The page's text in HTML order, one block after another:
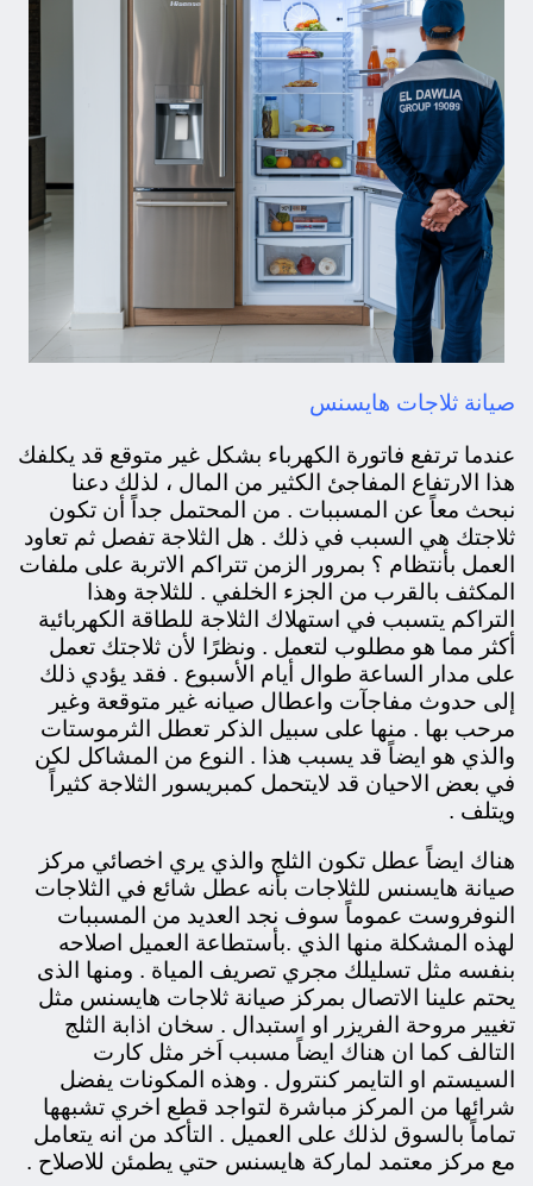
صيانة ثلاجات هايسنس
عندما ترتفع فاتورة الكهرباء بشكل غير متوقع قد يكلفك
هذا الارتفاع المفاجئ الكثير من المال ، لذلك دعنا
نبحث معاً عن المسببات . من المحتمل جداً أن تكون
ثلاجتك هي السبب في ذلك . هل الثلاجة تفصل ثم تعاود
العمل بأنتظام ؟ بمرور الزمن تتراكم الاتربة على ملفات
المكثف بالقرب من الجزء الخلفي . للثلاجة وهذا
التراكم يتسبب في استهلاك الثلاجة للطاقة الكهربائية
أكثر مما هو مطلوب لتعمل . ونظرًا لأن ثلاجتك تعمل
على مدار الساعة طوال أيام الأسبوع . فقد يؤدي ذلك
إلى حدوث مفاجآت واعطال صيانه غير متوقعة وغير
مرحب بها . منها على سبيل الذكر تعطل الثرموستات
والذي هو ايضاً قد يسبب هذا . النوع من المشاكل لكن
في بعض الاحيان قد لايتحمل كمبريسور الثلاجة كثيراً
ويتلف .
هناك ايضاً عطل تكون الثلج والذي يري اخصائي مركز
صيانة هايسنس للثلاجات بأنه عطل شائع في الثلاجات
النوفروست عموماً سوف نجد العديد من المسببات
لهذه المشكلة منها الذي .بأستطاعة العميل اصلاحه
بنفسه مثل تسليلك مجري تصريف المياة . ومنها الذى
يحتم علينا الاتصال بمركز صيانة ثلاجات هايسنس مثل
تغيير مروحة الفريزر او استبدال . سخان اذابة الثلج
التالف كما ان هناك ايضاً مسبب اَخر مثل كارت
السيستم او التايمر كنترول . وهذه المكونات يفضل
شرائها من المركز مباشرة لتواجد قطع اخري تشبهها
تماماً بالسوق لذلك على العميل . التأكد من انه يتعامل
مع مركز معتمد لماركة هايسنس حتي يطمئن للاصلاح .